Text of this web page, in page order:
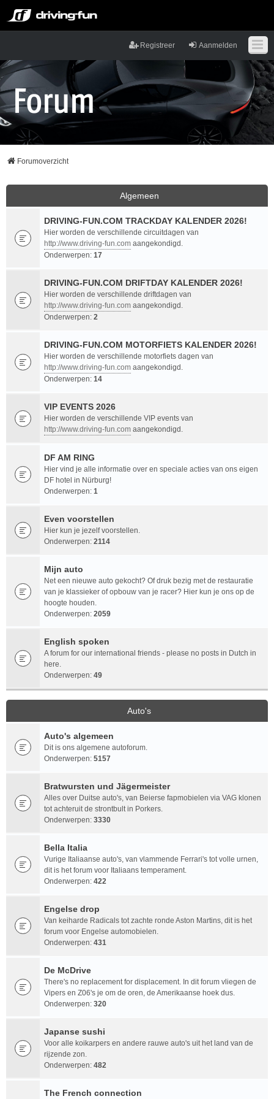
Aanmelden
Registreer
Forumoverzicht
Algemeen
DRIVING-FUN.COM TRACKDAY KALENDER 2026!
Hier worden de verschillende circuitdagen van
http://www.driving-fun.com aangekondigd.
Onderwerpen: 17
DRIVING-FUN.COM DRIFTDAY KALENDER 2026!
Hier worden de verschillende driftdagen van
http://www.driving-fun.com aangekondigd.
Onderwerpen: 2
DRIVING-FUN.COM MOTORFIETS KALENDER 2026!
Hier worden de verschillende motorfiets dagen van
http://www.driving-fun.com aangekondigd.
Onderwerpen: 14
VIP EVENTS 2026
Hier worden de verschillende VIP events van
http://www.driving-fun.com aangekondigd.
DF AM RING
Hier vind je alle informatie over en speciale acties van ons eigen
DF hotel in Nürburg!
Onderwerpen: 1
Even voorstellen
Hier kun je jezelf voorstellen.
Onderwerpen: 2114
Mijn auto
Net een nieuwe auto gekocht? Of druk bezig met de restauratie
van je klassieker of opbouw van je racer? Hier kun je ons op de
hoogte houden.
Onderwerpen: 2059
English spoken
A forum for our international friends - please no posts in Dutch in
here.
Onderwerpen: 49
Auto's
Auto's algemeen
Dit is ons algemene autoforum.
Onderwerpen: 5157
Bratwursten und Jägermeister
Alles over Duitse auto's, van Beierse fapmobielen via VAG klonen
tot achteruit de strontbult in Porkers.
Onderwerpen: 3330
Bella Italia
Vurige Italiaanse auto's, van vlammende Ferrari's tot volle urnen,
dit is het forum voor Italiaans temperament.
Onderwerpen: 422
Engelse drop
Van keiharde Radicals tot zachte ronde Aston Martins, dit is het
forum voor Engelse automobielen.
Onderwerpen: 431
De McDrive
There's no replacement for displacement. In dit forum vliegen de
Vipers en Z06's je om de oren, de Amerikaanse hoek dus.
Onderwerpen: 320
Japanse sushi
Voor alle koikarpers en andere rauwe auto's uit het land van de
rijzende zon.
Onderwerpen: 482
The French connection